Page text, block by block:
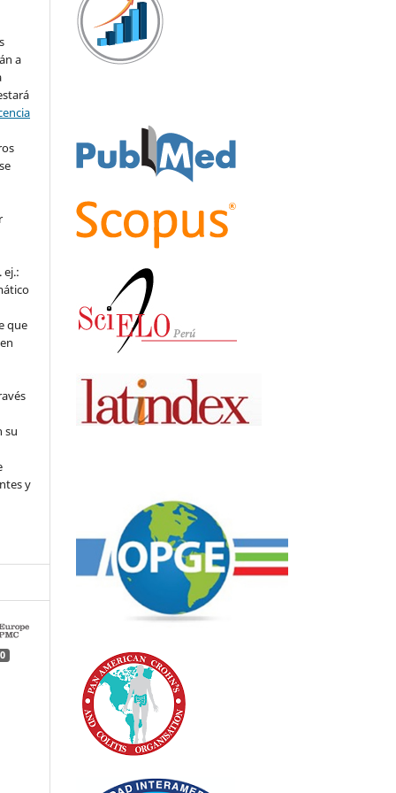
a
ej.:
que
su
y
0